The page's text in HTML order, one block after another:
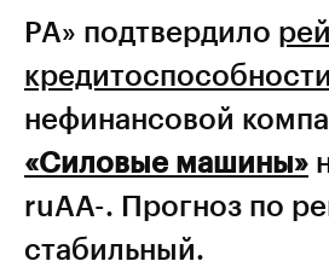
РА» подтвердило
кредитоспособности
нефинансовой
«Силовые машины»
ruAA-. Прогноз по
стабильный.